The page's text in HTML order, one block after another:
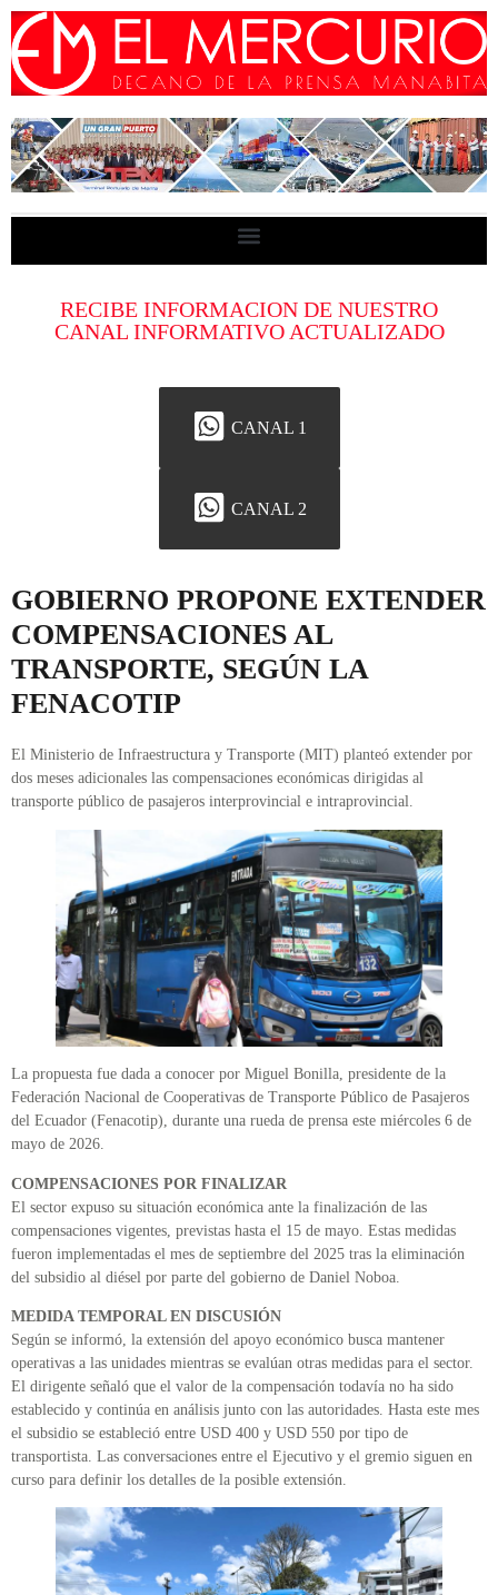
RECIBE INFORMACION DE NUESTRO
CANAL INFORMATIVO ACTUALIZADO
CANAL 1
CANAL 2
GOBIERNO PROPONE EXTENDER
COMPENSACIONES AL
TRANSPORTE, SEGÚN LA
FENACOTIP
El Ministerio de Infraestructura y Transporte (MIT) planteó extender por
dos meses adicionales las compensaciones económicas dirigidas al
transporte público de pasajeros interprovincial e intraprovincial.
La propuesta fue dada a conocer por Miguel Bonilla, presidente de la
Federación Nacional de Cooperativas de Transporte Público de Pasajeros
del Ecuador (Fenacotip), durante una rueda de prensa este miércoles 6 de
mayo de 2026.
COMPENSACIONES POR FINALIZAR
El sector expuso su situación económica ante la finalización de las
compensaciones vigentes, previstas hasta el 15 de mayo. Estas medidas
fueron implementadas el mes de septiembre del 2025 tras la eliminación
del subsidio al diésel por parte del gobierno de Daniel Noboa.
MEDIDA TEMPORAL EN DISCUSIÓN
Según se informó, la extensión del apoyo económico busca mantener
operativas a las unidades mientras se evalúan otras medidas para el sector.
El dirigente señaló que el valor de la compensación todavía no ha sido
establecido y continúa en análisis junto con las autoridades. Hasta este mes
el subsidio se estableció entre USD 400 y USD 550 por tipo de
transportista. Las conversaciones entre el Ejecutivo y el gremio siguen en
curso para definir los detalles de la posible extensión.